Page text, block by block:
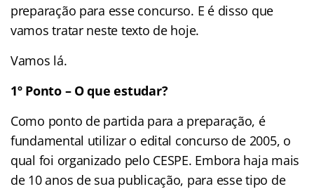
preparação para esse concurso. E é disso que
vamos tratar neste texto de hoje.
Vamos lá.
1º Ponto – O que estudar?
Como ponto de partida para a preparação, é
fundamental utilizar o edital concurso de 2005, o
qual foi organizado pelo CESPE. Embora haja mais
de 10 anos de sua publicação, para esse tipo de